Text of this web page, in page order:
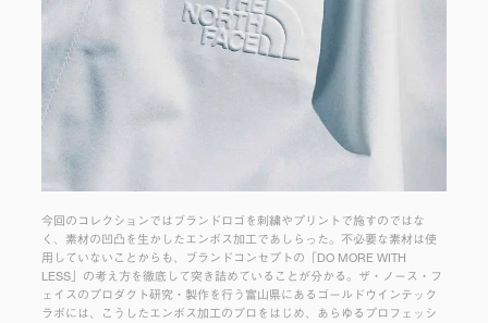
今回のコレクションではブランドロゴを刺繍やプリントで施すのではな
く、素材の凹凸を生かしたエンボス加工であしらった。不必要な素材は使
用していないことからも、ブランドコンセプトの「DO MORE WITH
LESS」の考え方を徹底して突き詰めていることが分かる。ザ・ノース・フ
ェイスのプロダクト研究・製作を行う富山県にあるゴールドウインテック
ラボには、こうしたエンボス加工のプロをはじめ、あらゆるプロフェッシ